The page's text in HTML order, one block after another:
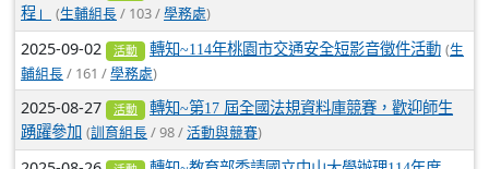
程」
(生輔組長 / 103 / 學務處)
2025-09-02 活動 轉知~114年桃園市交通安全短影音徵件活動 (生
輔組長 / 161 / 學務處)
2025-08-27 活動
轉知~第17 屆全國法規資料庫競賽，歡迎師生
踴躍參加
(訓育組長 / 98 / 活動與競賽)